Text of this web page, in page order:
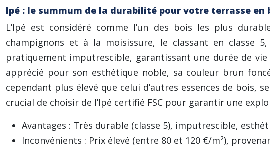
Ipé : le summum de la durabilité pour votre terrasse en
L’Ipé est considéré comme l’un des bois les plus
champignons et à la moisissure, le classant en classe
pratiquement imputrescible, garantissant une durée de
apprécié pour son esthétique noble, sa couleur brun
cependant plus élevé que celui d’autres essences de
crucial de choisir de l’Ipé certifié FSC pour garantir une
Avantages : Très durable (classe 5), imputrescible,
Inconvénients : Prix élevé (entre 80 et 120 €/m²),